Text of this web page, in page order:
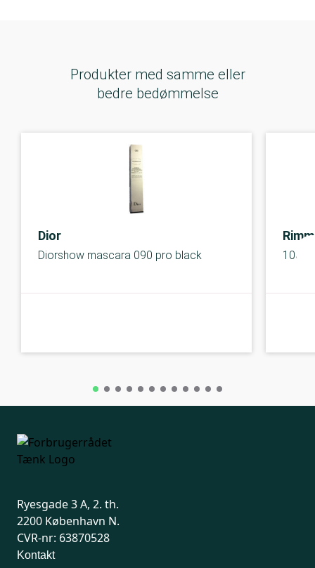
Produkter med samme eller
bedre bedømmelse
Dior
Diorshow mascara 090 pro black 100%
Ryesgade 3 A, 2. th.
2200 København N.
CVR-nr: 63870528
Kontakt